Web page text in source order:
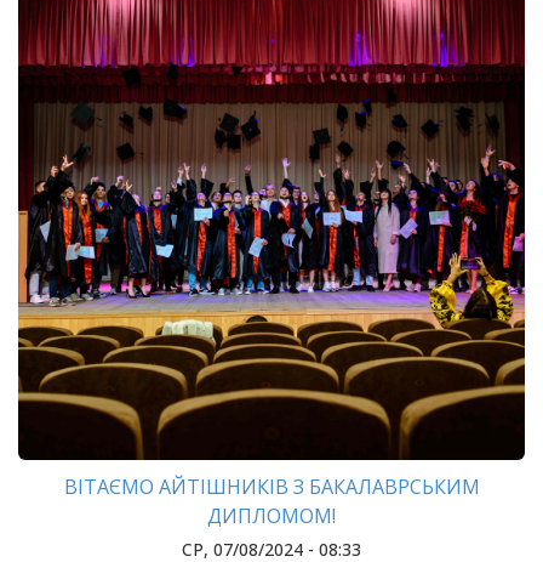
ВІТАЄМО АЙТІШНИКІВ З БАКАЛАВРСЬКИМ
ДИПЛОМОМ!
СР, 07/08/2024 - 08:33